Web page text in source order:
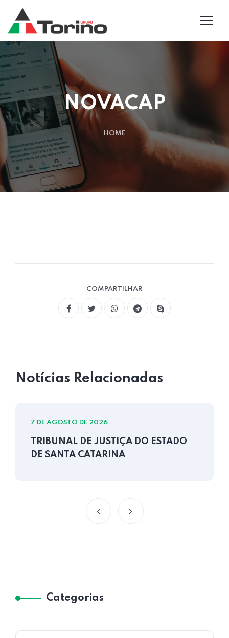
NOVACAP
HOME
COMPARTILHAR
Notícias Relacionadas
7 DE AGOSTO DE 2026
TRIBUNAL DE JUSTIÇA DO ESTADO
DE SANTA CATARINA
Categorias